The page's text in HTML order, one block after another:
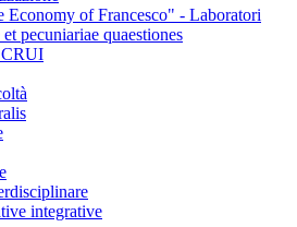
Economy of Francesco" - Laboratori
pecuniariae quaestiones
CRUI
integrative